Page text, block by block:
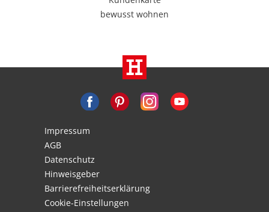
bewusst wohnen
Impressum
AGB
Datenschutz
Hinweisgeber
Barrierefreiheitserklärung
Cookie-Einstellungen